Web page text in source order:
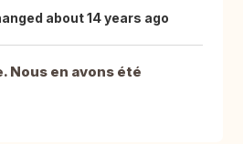
about 14 years ago
Nous en avons été